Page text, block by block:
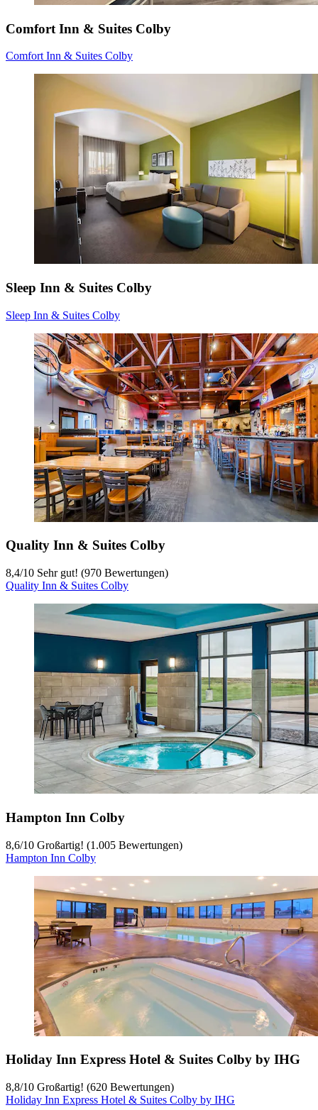
Comfort Inn & Suites Colby
Comfort Inn & Suites Colby
Sleep Inn & Suites Colby
Sleep Inn & Suites Colby
Quality Inn & Suites Colby
8,4/10 Sehr gut! (970 Bewertungen)
Quality Inn & Suites Colby
Hampton Inn Colby
8,6/10 Großartig! (1.005 Bewertungen)
Hampton Inn Colby
Holiday Inn Express Hotel & Suites Colby by IHG
8,8/10 Großartig! (620 Bewertungen)
Holiday Inn Express Hotel & Suites Colby by IHG